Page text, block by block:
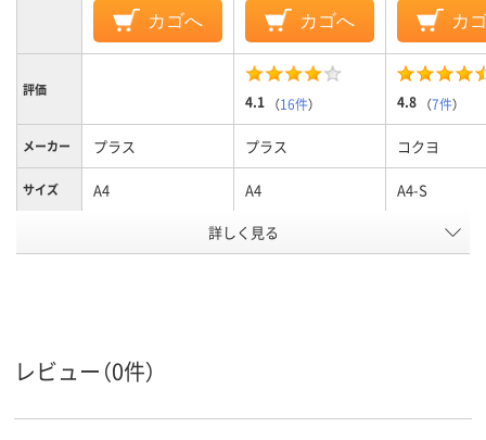
カゴへ カゴへ カ
評価
4.1 （16件） 4.8 （7件）
メーカー プラス プラス コクヨ
サイズ A4 A4 A4-S
2
詳しく見る
レビュー（0件）